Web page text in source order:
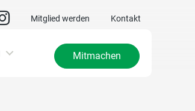
Mitglied werden Kontakt
Mitmachen